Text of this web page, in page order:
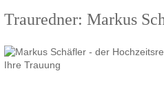
Trauredner: Markus